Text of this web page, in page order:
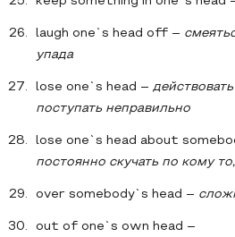
laugh one`s head off –
упада
lose one`s head –
поступать неправильно
lose one`s head about
постоянно скучать по кому
over somebody`s head –
out of one`s own head –